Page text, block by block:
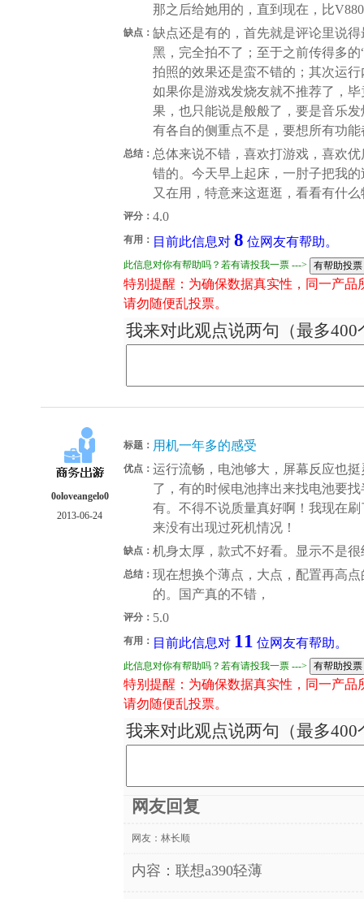
那之后给她用的，直到现在，比
缺点： 缺点还是有的，首先就是评论里说
黑，完全拍不了；至于之前传得多
拍照的效果还是蛮不错的；其次运
如果你是游戏发烧友就不推荐了，
果，也只能说是般般了，要是音乐
有各自的侧重点不是，要想所有功
总结： 总体来说不错，喜欢打游戏，喜欢
错的。今天早上起床，一肘子把我
又在用，特意来这逛逛，看看有什
评分： 4.0
有用： 目前此信息对 8 位网友有帮助。
此信息对你有帮助吗？若有请投我一票 --->
特别提醒：为确保数据真实性，同一产
请勿随便乱投票。
我来对此观点说两句（最多400
0oloveangelo0
2013-06-24
标题： 用机一年多的感受
优点： 运行流畅，电池够大，屏幕反应也
了，有的时候电池摔出来找电池要
有。不得不说质量真好啊！我现在
来没有出现过死机情况！
缺点： 机身太厚，款式不好看。显示不是
总结： 现在想换个薄点，大点，配置再高
的。国产真的不错，
评分： 5.0
有用： 目前此信息对 11 位网友有帮助。
此信息对你有帮助吗？若有请投我一票 --->
特别提醒：为确保数据真实性，同一产
请勿随便乱投票。
我来对此观点说两句（最多400
网友回复
网友： 林长顺
内容：联想a390轻薄